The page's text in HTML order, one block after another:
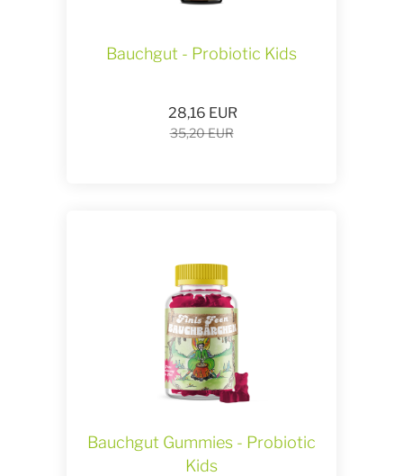
Bauchgut - Probiotic Kids
28,16 EUR
35,20 EUR
Bauchgut Gummies - Probiotic
Kids